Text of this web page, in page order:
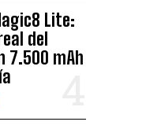
Lite:
del
7.500 mAh